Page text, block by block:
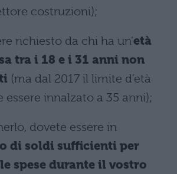
costruzioni);
richiesto da chi ha un’età
tra i 18 e i 31 anni non
(ma dal 2017 il limite d’età
essere innalzato a 35 anni);
dovete essere in
di soldi sufficienti per
spese durante il vostro